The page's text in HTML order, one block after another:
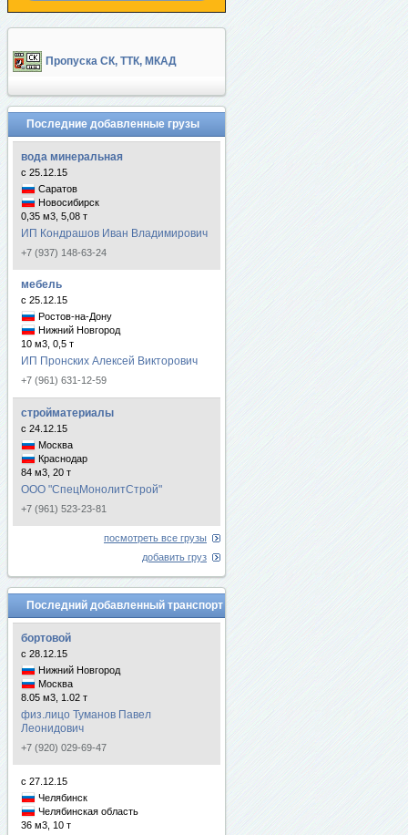
Пропуска СК, ТТК, МКАД
Последние добавленные грузы
вода минеральная
с 25.12.15
Саратов
Новосибирск
0,35 м3, 5,08 т
ИП Кондрашов Иван Владимирович
+7 (937) 148-63-24
мебель
с 25.12.15
Ростов-на-Дону
Нижний Новгород
10 м3, 0,5 т
ИП Пронских Алексей Викторович
+7 (961) 631-12-59
стройматериалы
с 24.12.15
Москва
Краснодар
84 м3, 20 т
ООО "СпецМонолитСтрой"
+7 (961) 523-23-81
посмотреть все грузы
добавить груз
Последний добавленный транспорт
бортовой
с 28.12.15
Нижний Новгород
Москва
8.05 м3, 1.02 т
физ.лицо Туманов Павел
Леонидович
+7 (920) 029-69-47
с 27.12.15
Челябинск
Челябинская область
36 м3, 10 т